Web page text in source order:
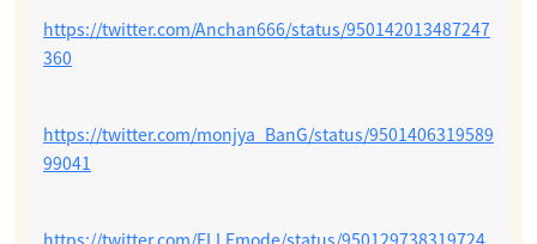
https://twitter.com/Anchan666/status/950142013487247
360
https://twitter.com/monjya_BanG/status/9501406319589
99041
https://twitter.com/ELLEmode/status/950129738319724